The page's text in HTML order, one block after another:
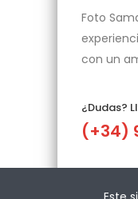
Foto
con un
¿Dudas?
(+34)